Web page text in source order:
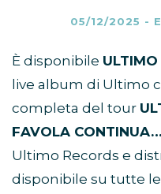
05/12/2025 -
È disponibile
live album di Ultimo
completa del tour
FAVOLA CONTINUA…
Ultimo Records e
disponibile su tutte